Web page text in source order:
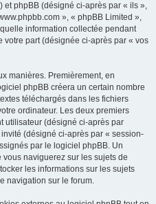
et phpBB (désigné ci-après par « ils »,
», « phpBB Limited »,
information collectée pendant
votre part (désignée ci-après par « vos
manières. Premièrement, en
phpBB créera un certain nombre
téléchargés dans les fichiers
ordinateur. Les deux premiers
utilisateur (désigné ci-après par
(désigné ci-après par « session-
par le logiciel phpBB. Un
naviguerez sur les sujets de
les informations sur les sujets
navigation sur le forum.